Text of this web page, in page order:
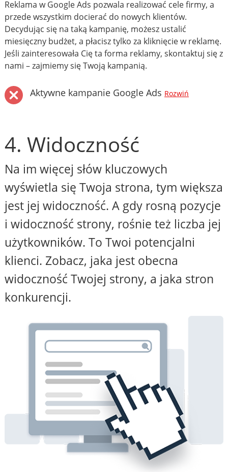
Reklama w Google Ads pozwala realizować cele firmy, a
przede wszystkim docierać do nowych klientów.
Decydując się na taką kampanię, możesz ustalić
miesięczny budżet, a płacisz tylko za kliknięcie w reklamę.
Jeśli zainteresowała Cię ta forma reklamy, skontaktuj się z
nami – zajmiemy się Twoją kampanią.
Aktywne kampanie Google Ads Rozwiń
4. Widoczność
Na im więcej słów kluczowych
wyświetla się Twoja strona, tym większa
jest jej widoczność. A gdy rosną pozycje
i widoczność strony, rośnie też liczba jej
użytkowników. To Twoi potencjalni
klienci. Zobacz, jaka jest obecna
widoczność Twojej strony, a jaka stron
konkurencji.